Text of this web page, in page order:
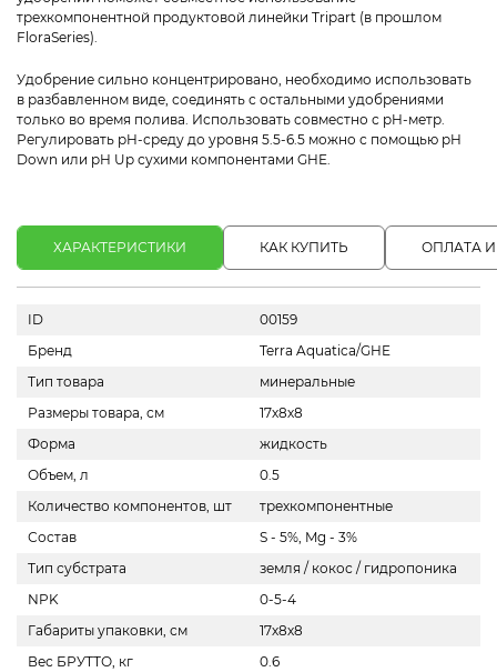
трехкомпонентной продуктовой линейки Tripart (в прошлом
FloraSeries).
Удобрение сильно концентрировано, необходимо использовать
в разбавленном виде, соединять с остальными удобрениями
только во время полива. Использовать совместно с pH-метр.
Регулировать pH-среду до уровня 5.5-6.5 можно с помощью pH
Down или pH Up сухими компонентами GHE.
ХАРАКТЕРИСТИКИ КАК КУПИТЬ ОПЛАТА
ID
00159
Бренд
Terra Aquatica/GHE
Тип товара
минеральные
Размеры товара, см
17х8х8
Форма
жидкость
Объем, л
0.5
Количество компонентов, шт
трехкомпонентные
Состав
S - 5%, Mg - 3%
Тип субстрата
земля / кокос / гидропоника
NPK
0-5-4
Габариты упаковки, см
17х8х8
Вес БРУТТО, кг
0.6